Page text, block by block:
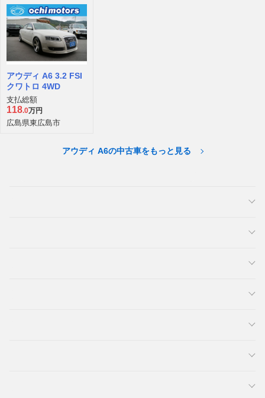
アウディ A6 3.2 FSI
クワトロ 4WD
支払総額
118.0万円
広島県東広島市
アウディ A6の中古車をもっと見る